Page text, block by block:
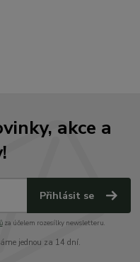
akce a
Přihlásit se
za účelem rozesílky newsletteru.
jednou za 14 dní.